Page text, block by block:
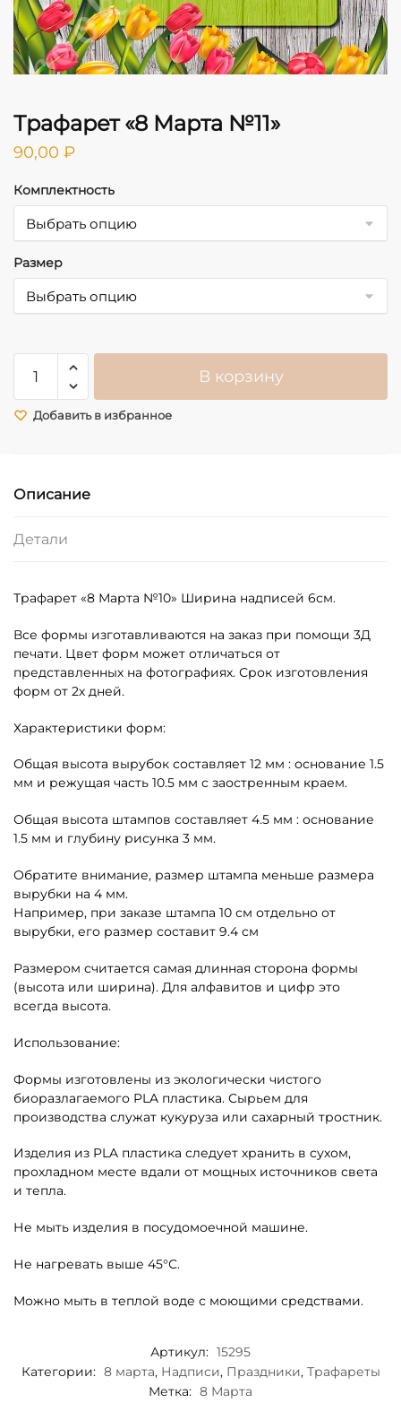
Трафарет «8 Марта №11»
90,00 ₽
Комплектность
Размер
Количество
товара
Трафарет
В корзину
Добавить в избранное
Описание
Детали
Трафарет «8 Марта №10» Ширина надписей 6см.
Все формы изготавливаются на заказ при помощи 3Д
печати. Цвет форм может отличаться от
представленных на фотографиях. Срок изготовления
форм от 2х дней.
Характеристики форм:
Общая высота вырубок составляет 12 мм : основание 1.5
мм и режущая часть 10.5 мм с заостренным краем.
Общая высота штампов составляет 4.5 мм : основание
1.5 мм и глубину рисунка 3 мм.
Обратите внимание, размер штампа меньше размера
вырубки на 4 мм.
Например, при заказе штампа 10 см отдельно от
вырубки, его размер составит 9.4 см
Размером считается самая длинная сторона формы
(высота или ширина). Для алфавитов и цифр это
всегда высота.
Использование:
Формы изготовлены из экологически чистого
биоразлагаемого PLA пластика. Сырьем для
производства служат кукуруза или сахарный тростник.
Изделия из PLA пластика следует хранить в сухом,
прохладном месте вдали от мощных источников света
и тепла.
Не мыть изделия в посудомоечной машине.
Не нагревать выше 45°С.
Можно мыть в теплой воде с моющими средствами.
Артикул: 15295
Категории: 8 марта, Надписи, Праздники, Трафареты
Метка: 8 Марта